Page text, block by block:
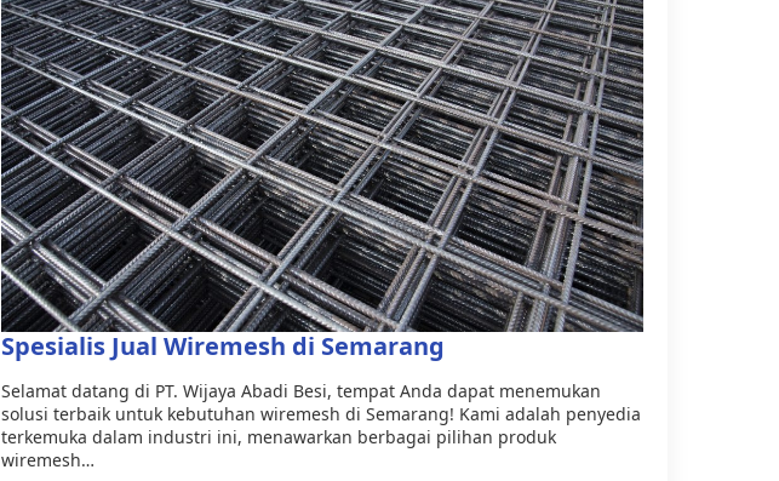
Spesialis Jual Wiremesh di Semarang
Selamat datang di PT. Wijaya Abadi Besi, tempat Anda dapat menemukan
solusi terbaik untuk kebutuhan wiremesh di Semarang! Kami adalah penyedia
terkemuka dalam industri ini, menawarkan berbagai pilihan produk
wiremesh…